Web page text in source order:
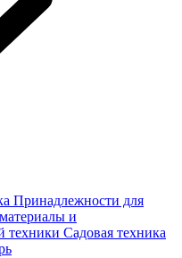
Принадлежности для
и
техники Садовая техника